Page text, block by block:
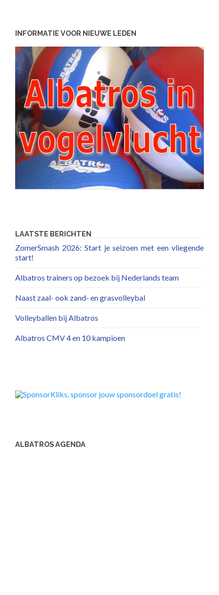
INFORMATIE VOOR NIEUWE LEDEN
LAATSTE BERICHTEN
ZomerSmash 2026: Start je seizoen met een vliegende
start!
Albatros trainers op bezoek bij Nederlands team
Naast zaal- ook zand- en grasvolleybal
Volleyballen bij Albatros
Albatros CMV 4 en 10 kampioen
ALBATROS AGENDA